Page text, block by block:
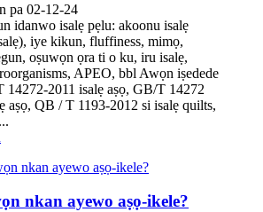
pa 02-12-24
idanwo isalẹ pẹlu: akoonu isalẹ
iye kikun, fluffiness, mimọ,
oṣuwọn ọra ti o ku, iru isalẹ,
APEO, bbl Awọn iṣedede
14272-2011 isalẹ aṣọ, GB/T 14272
aṣọ, QB / T 1193-2012 si isalẹ quilts,
nkan ayewo aṣọ-ikele?